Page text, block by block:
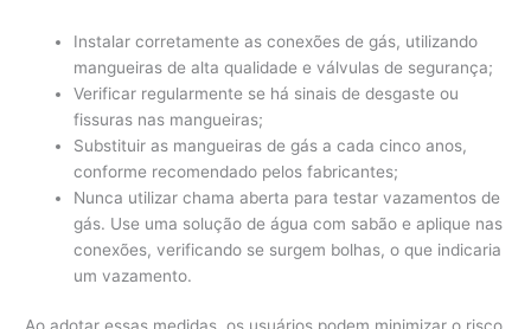
Instalar corretamente as conexões de gás, utilizando
mangueiras de alta qualidade e válvulas de segurança;
Verificar regularmente se há sinais de desgaste ou
fissuras nas mangueiras;
Substituir as mangueiras de gás a cada cinco anos,
conforme recomendado pelos fabricantes;
Nunca utilizar chama aberta para testar vazamentos de
gás. Use uma solução de água com sabão e aplique nas
conexões, verificando se surgem bolhas, o que indicaria
um vazamento.